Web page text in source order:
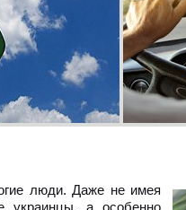
люди. Даже не имея
украинцы, а особенно